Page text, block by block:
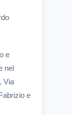
e
nel
Via
e